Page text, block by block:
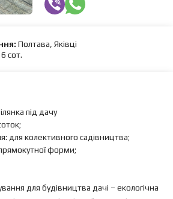
Полтава, Яківці
6 сот.
під дачу
для колективного садівництва;
форми;
для будівництва дачі – екологічна